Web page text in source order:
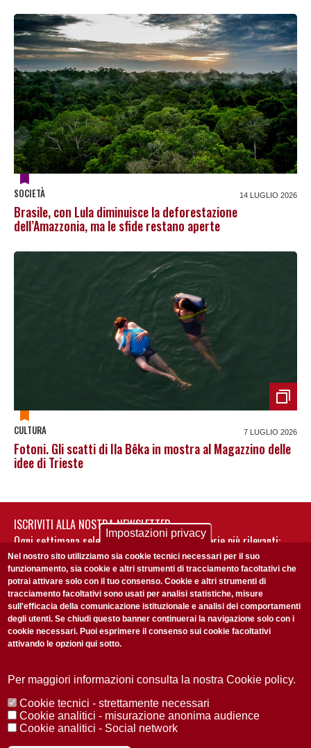
SOCIETÀ 14 LUGLIO 2026
Brasile, con Lula diminuisce la deforestazione
dell’Amazzonia, ma le sfide restano aperte
CULTURA 7 LUGLIO 2026
Fotoni. Gli scatti di Ila Bêka in mostra al Magazzino delle
idee di Trieste
ISCRIVITI ALLA NOSTRA NEWSLETTER
Ogni settimana selezioniamo per te nostre storie più rilevanti:
non perderti gli aggiornamenti della nostra newsletter
Accetto laPrivacy Policy
Redazione Copyright Privacy
Area stampa
© 2025 Università di Padova
Impostazioni privacy
Nel nostro sito utilizziamo sia cookie tecnici necessari per il suo
funzionamento, sia cookie e altri strumenti di tracciamento facoltativi che
potrai attivare solo con il tuo consenso. Cookie e altri strumenti di
tracciamento facoltativi sono usati per analisi statistiche, misure
sull'efficacia della comunicazione istituzionale e analisi dei comportamenti
degli utenti. Se chiudi questo banner continuerai la navigazione solo con i
cookie necessari. Puoi esprimere il consenso sui cookie facoltativi
attivando le opzioni qui sotto.
Per maggiori informazioni consulta la nostra Cookie policy.
Cookie tecnici - strettamente necessari
Cookie analitici - misurazione anonima audience
Cookie analitici - Social network